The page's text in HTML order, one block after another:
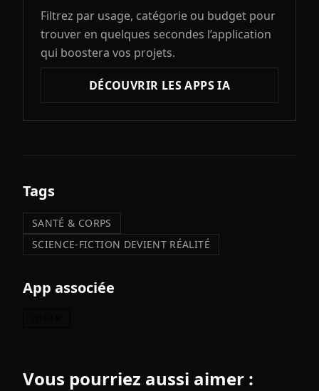
Filtrez par usage, catégorie ou budget pour
trouver en quelques secondes l’application
qui boostera vos projets.
DÉCOUVRIR LES APPS IA
Tags
SANTÉ & CORPS
SCIENCE-FICTION DEVIENT RÉALITÉ
App associée
Vous pourriez aussi aimer :